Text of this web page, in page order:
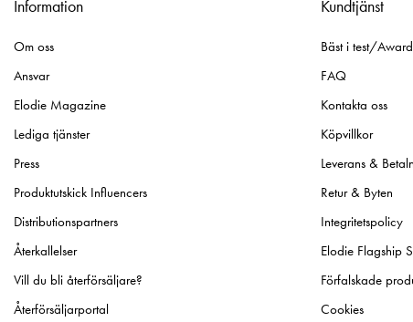
Information
Om oss
Ansvar
Elodie Magazine
Lediga tjänster
Press
Produktutskick Influencers
Distributionspartners
Återkallelser
Vill du bli återförsäljare?
Återförsäljarportal
Kundtjänst
Bäst i test/
FAQ
Kontakta oss
Köpvillkor
Leverans &
Retur & Byten
Integritetspolicy
Elodie Flagship
Förfalskade
Cookies